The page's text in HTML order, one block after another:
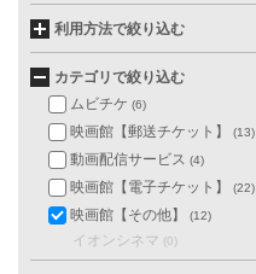
利用方法で絞り込む
カテゴリで絞り込む
ムビチケ (6)
映画館【郵送チケット】 (13)
動画配信サービス (4)
映画館【電子チケット】 (22)
映画館【その他】 (12)
イオンシネマ (0)